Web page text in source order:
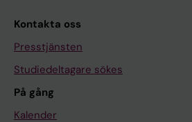
Kontakta oss
Presstjänsten
Studiedeltagare sökes
På gång
Kalender